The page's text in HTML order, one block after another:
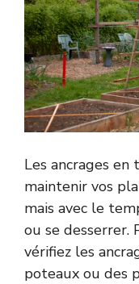
Les ancrages
maintenir vos
mais avec le
ou se
vérifiez les
poteaux ou des